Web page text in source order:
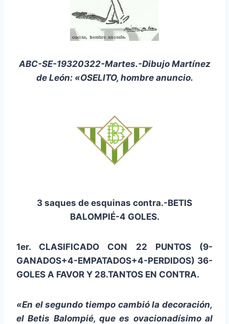
ABC-SE-19320322-Martes.-Dibujo Martínez
de León: «OSELITO, hombre anuncio.
3 saques de esquinas contra.-BETIS
BALOMPIÉ-4 GOLES.
1er. CLASIFICADO CON 22 PUNTOS (9-
GANADOS+4-EMPATADOS+4-PERDIDOS) 36-
GOLES A FAVOR Y 28.TANTOS EN CONTRA.
«En el segundo tiempo cambió la decoración,
el Betis Balompié, que es ovacionadísimo al